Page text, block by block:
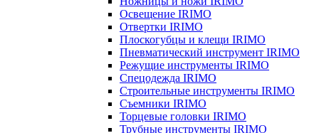
Освещение IRIMO
Отвертки IRIMO
Плоскогубцы и клещи IRIMO
Пневматический инструмент IRIMO
Режущие инструменты IRIMO
Спецодежда IRIMO
Строительные инструменты IRIMO
Съемники IRIMO
Торцевые головки IRIMO
Трубные инструменты IRIMO